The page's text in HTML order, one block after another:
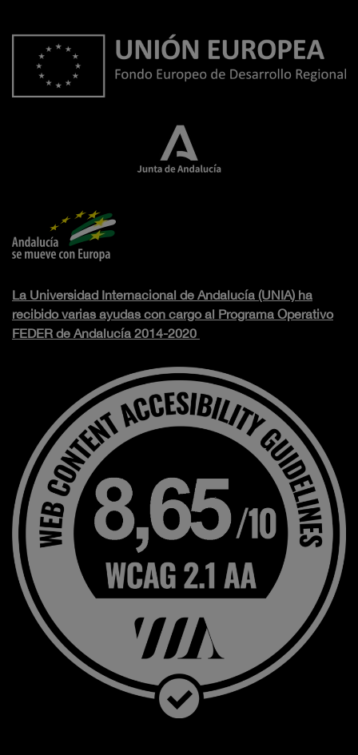
La Universidad Internacional de Andalucía (UNIA) ha
recibido varias ayudas con cargo al Programa Operativo
FEDER de Andalucía 2014-2020